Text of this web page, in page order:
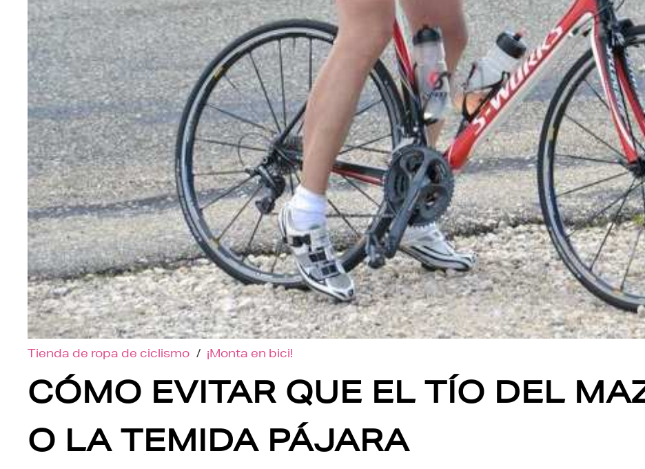
Tienda de ropa de ciclismo / ¡Monta en bici!
CÓMO EVITAR QUE EL TÍO DEL
O LA TEMIDA PÁJARA